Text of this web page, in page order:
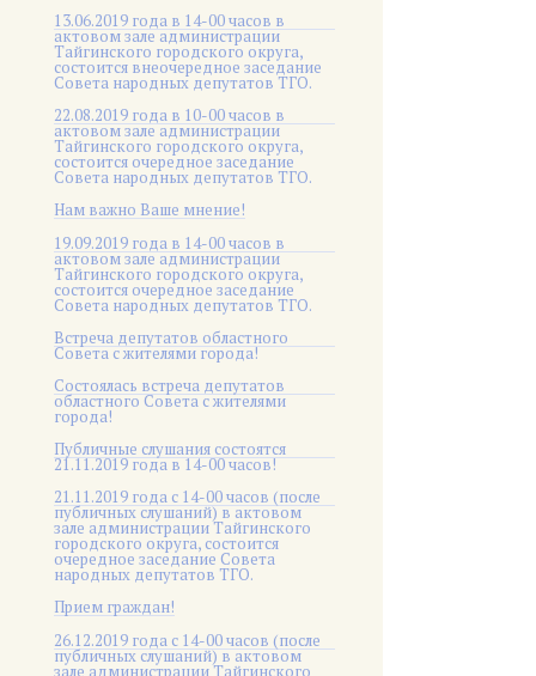
13.06.2019 года в 14-00 часов в
актовом зале администрации
Тайгинского городского округа,
состоится внеочередное заседание
Совета народных депутатов ТГО.
22.08.2019 года в 10-00 часов в
актовом зале администрации
Тайгинского городского округа,
состоится очередное заседание
Совета народных депутатов ТГО.
Нам важно Ваше мнение!
19.09.2019 года в 14-00 часов в
актовом зале администрации
Тайгинского городского округа,
состоится очередное заседание
Совета народных депутатов ТГО.
Встреча депутатов областного
Совета с жителями города!
Состоялась встреча депутатов
областного Совета с жителями
города!
Публичные слушания состоятся
21.11.2019 года в 14-00 часов!
21.11.2019 года с 14-00 часов (после
публичных слушаний) в актовом
зале администрации Тайгинского
городского округа, состоится
очередное заседание Совета
народных депутатов ТГО.
Прием граждан!
26.12.2019 года с 14-00 часов (после
публичных слушаний) в актовом
зале администрации Тайгинского